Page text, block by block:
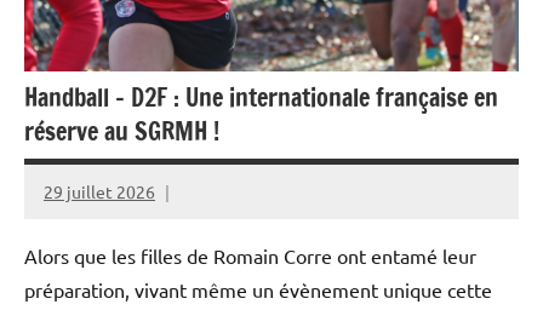
Handball – D2F : Une internationale française en
réserve au SGRMH !
29 juillet 2026
Rédaction
Alors que les filles de Romain Corre ont entamé leur
préparation, vivant même un évènement unique cette